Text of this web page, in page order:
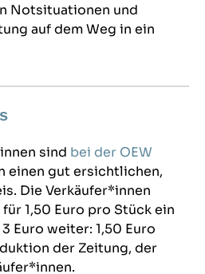
Notsituationen und
auf dem Weg in ein
sind bei der OEW
einen gut ersichtlichen,
Die Verkäufer*innen
1,50 Euro pro Stück ein
Euro weiter: 1,50 Euro
der Zeitung, der